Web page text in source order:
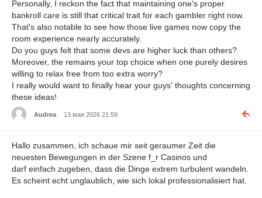
Personally, I reckon the fact that maintaining one's proper
bankroll care is still that critical trait for each gambler right now.
That's also notable to see how those live games now copy the
room experience nearly accurately.
Do you guys felt that some devs are higher luck than others?
Moreover, the remains your top choice when one purely desires
willing to relax free from too extra worry?
I really would want to finally hear your guys' thoughts concerning
these ideas!
Audrea 13 мая 2026 21:59
Hallo zusammen, ich schaue mir seit geraumer Zeit die
neuesten Bewegungen in der Szene f_r Casinos und
darf einfach zugeben, dass die Dinge extrem turbulent wandeln.
Es scheint echt unglaublich, wie sich lokal professionalisiert hat.